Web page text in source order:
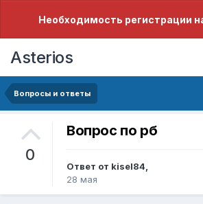
Необходимость регистрации
Asterios
Вопросы и ответы
0
Вопрос по рб
Ответ от kisel84,
28 мая